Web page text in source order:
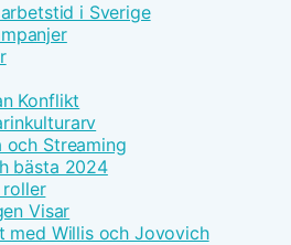
i Sverige
Konflikt
och Streaming
bästa 2024
roller
Visar
med Willis och Jovovich